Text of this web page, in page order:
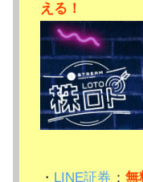
える！
・ LINE証券 ： 無